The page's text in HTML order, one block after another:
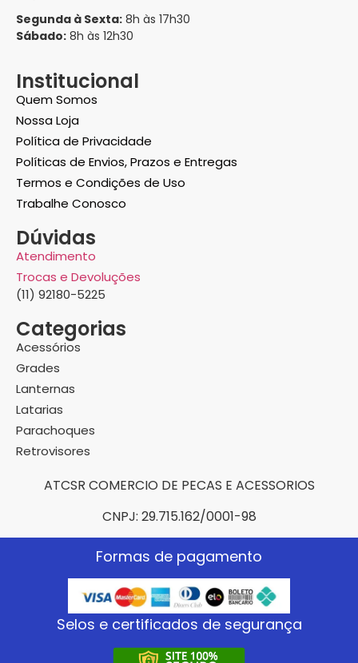
Segunda à Sexta: 8h às 17h30
Sábado: 8h às 12h30
Institucional
Quem Somos
Nossa Loja
Política de Privacidade
Políticas de Envios, Prazos e Entregas
Termos e Condições de Uso
Trabalhe Conosco
Dúvidas
Atendimento
Trocas e Devoluções
(11) 92180-5225
Categorias
Acessórios
Grades
Lanternas
Latarias
Parachoques
Retrovisores
ATCSR COMERCIO DE PECAS E ACESSORIOS
CNPJ: 29.715.162/0001-98
Formas de pagamento
Selos e certificados de segurança